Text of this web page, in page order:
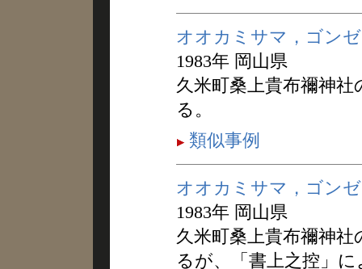
オオカミサマ，ゴン
1983年 岡山県
久米町桑上貴布禰神
る。
類似事例
オオカミサマ，ゴン
1983年 岡山県
久米町桑上貴布禰神
るが、「書上之控」